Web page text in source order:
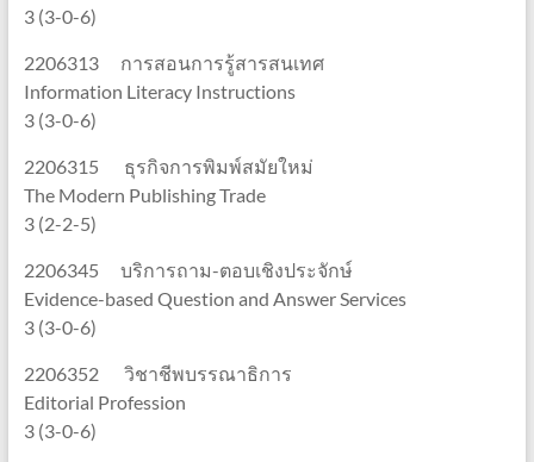
3 (3-0-6)
2206313 การสอนการรู้สารสนเทศ
Information Literacy Instructions
3 (3-0-6)
2206315 ธุรกิจการพิมพ์สมัยใหม่
The Modern Publishing Trade
3 (2-2-5)
2206345 บริการถาม-ตอบเชิงประจักษ์
Evidence-based Question and Answer Services
3 (3-0-6)
2206352 วิชาชีพบรรณาธิการ
Editorial Profession
3 (3-0-6)